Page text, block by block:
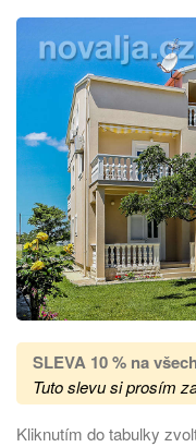
SLEVA 10 % na
Tuto slevu si prosím
Kliknutím do tabulky